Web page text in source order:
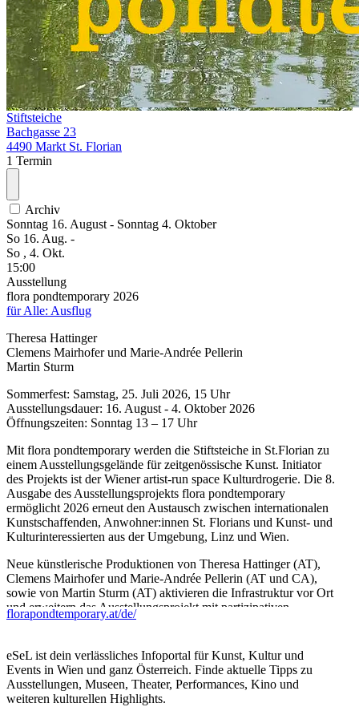
Stiftsteiche
Bachgasse 23
4490 Markt St. Florian
1 Termin
Archiv
Sonntag 16. August - Sonntag 4. Oktober
So 16. Aug. -
So , 4. Okt.
15:00
Ausstellung
flora pondtemporary 2026
für Alle: Ausflug
Theresa Hattinger
Clemens Mairhofer und Marie-Andrée Pellerin
Martin Sturm
Sommerfest: Samstag, 25. Juli 2026, 15 Uhr
Ausstellungsdauer: 16. August - 4. Oktober 2026
Öffnungszeiten: Sonntag 13 – 17 Uhr
Mit flora pondtemporary werden die Stiftsteiche in St.Florian zu
einem Ausstellungsgelände für zeitgenössische Kunst. Initiator
des Projekts ist der Wiener artist-run space Kulturdrogerie. Die 8.
Ausgabe des Ausstellungsprojekts flora pondtemporary
ermöglicht 2026 erneut den Austausch zwischen internationalen
Kunstschaffenden, Anwohner:innen St. Florians und Kunst- und
Kulturinteressierten aus der Umgebung, Linz und Wien.
Neue künstlerische Produktionen von Theresa Hattinger (AT),
Clemens Mairhofer und Marie-Andrée Pellerin (AT und CA),
sowie von Martin Sturm (AT) aktivieren die Infrastruktur vor Ort
und erweitern das Ausstellungsprojekt mit partizipativen
Installationen und Skulpturen.
Die Künstler:innen schaffen ortsspezifische Arbeiten,
Performances und partizipative Formate mit denen sie
gesellschaftspoltische und ökologische Fragen und Themen
beleuchten und sie zugleich in einen lokalen Kontext setzen.
Angesichts zunehmender gesellschaftlicher Polarisierung sucht
florapondtemporary.at/de/
eSeL ist dein verlässliches Infoportal für Kunst, Kultur und
Events in Wien und ganz Österreich. Finde aktuelle Tipps zu
Ausstellungen, Museen, Theater, Performances, Kino und
weiteren kulturellen Highlights.